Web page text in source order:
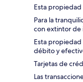
Esta
Para la
con extintor de
Esta
débito y
Tarjetas de
Las